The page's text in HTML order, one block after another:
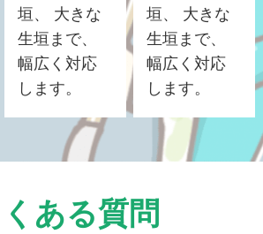
垣、 大きな
生垣まで、
幅広く対応
します。
垣、 大きな
生垣まで、
幅広く対応
します。
ある質問